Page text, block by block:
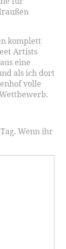
komplett
Artists
eine
als ich dort
volle
Wenn ihr